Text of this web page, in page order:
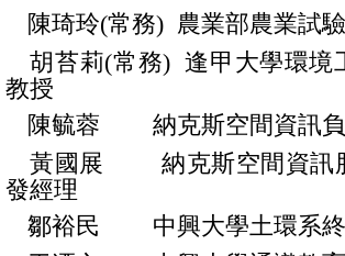
陳琦玲(常務) 農業部農業試
胡苔莉(常務) 逢甲大學環境
教授
陳毓蓉
納克斯空間資訊
黃國展
納克斯空間資訊
發經理
鄒裕民
中興大學土環系